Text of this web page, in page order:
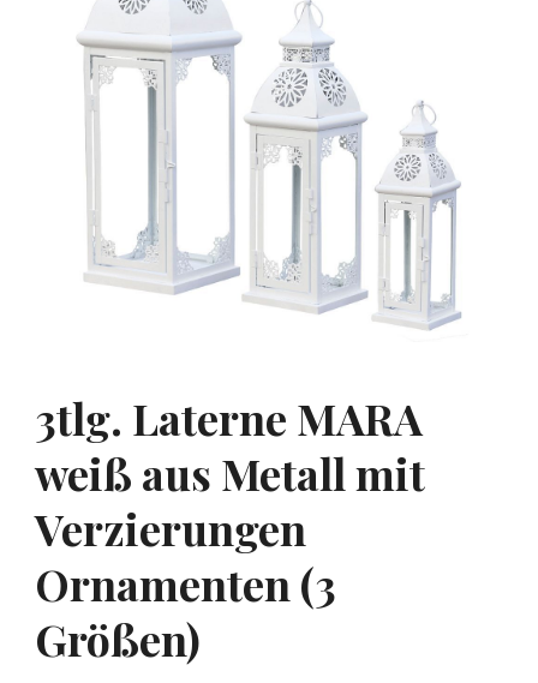
3tlg. Laterne MARA
weiß aus Metall mit
Verzierungen
Ornamenten (3
Größen)